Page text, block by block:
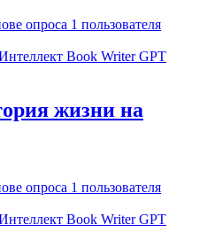
опроса 1 пользователя
Book Writer GPT
жизни на
опроса 1 пользователя
Book Writer GPT